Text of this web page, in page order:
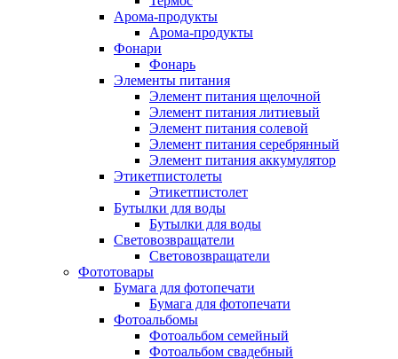
Арома-продукты
Арома-продукты
Фонари
Фонарь
Элементы питания
Элемент питания щелочной
Элемент питания литиевый
Элемент питания солевой
Элемент питания серебрянный
Элемент питания аккумулятор
Этикетпистолеты
Этикетпистолет
Бутылки для воды
Бутылки для воды
Световозвращатели
Световозвращатели
Фототовары
Бумага для фотопечати
Бумага для фотопечати
Фотоальбомы
Фотоальбом семейный
Фотоальбом свадебный